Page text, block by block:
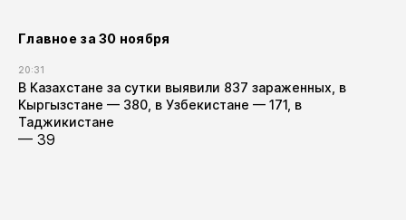
Главное за 30 ноября
20:31
В Казахстане за сутки выявили 837 зараженных, в
Кыргызстане — 380, в Узбекистане — 171, в
Таджикистане
— 39